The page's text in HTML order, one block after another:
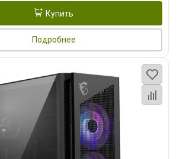
Купить
Подробнее